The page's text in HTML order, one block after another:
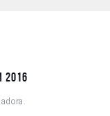
2016